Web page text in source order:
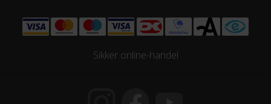
28 tommer
Sikker online-handel